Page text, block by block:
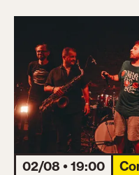
02/08 • 19:00